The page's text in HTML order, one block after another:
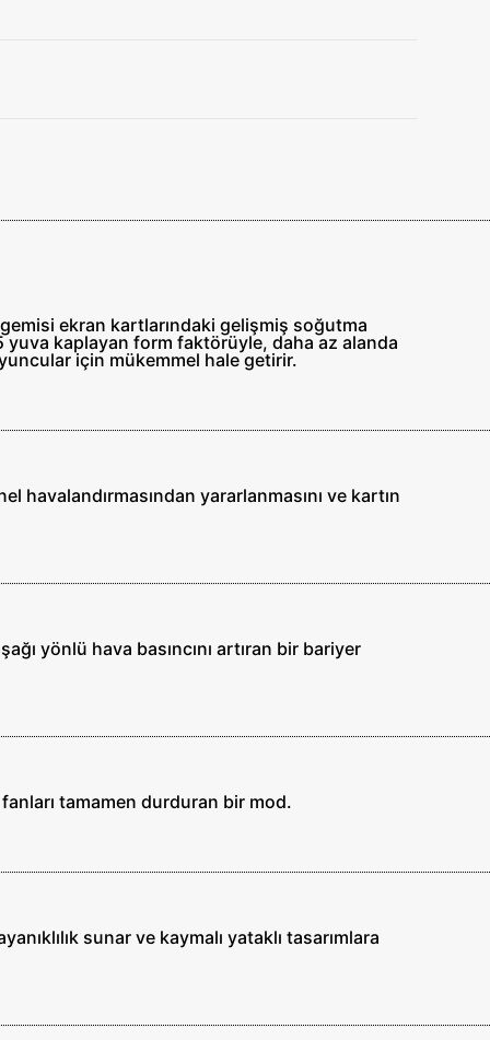
ekran kartlarındaki gelişmiş soğutma
yuva kaplayan form faktörüyle, daha az alanda
için mükemmel hale getirir.
havalandırmasından yararlanmasını ve kartın
yönlü hava basıncını artıran bir bariyer
tamamen durduran bir mod.
sunar ve kaymalı yataklı tasarımlara